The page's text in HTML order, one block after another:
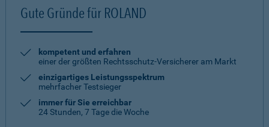
Gute Gründe für ROLAND
kompetent und erfahren
einer der größten Rechtsschutz-Versicherer am Markt
einzigartiges Leistungsspektrum
mehrfacher Testsieger
immer für Sie erreichbar
24 Stunden, 7 Tage die Woche